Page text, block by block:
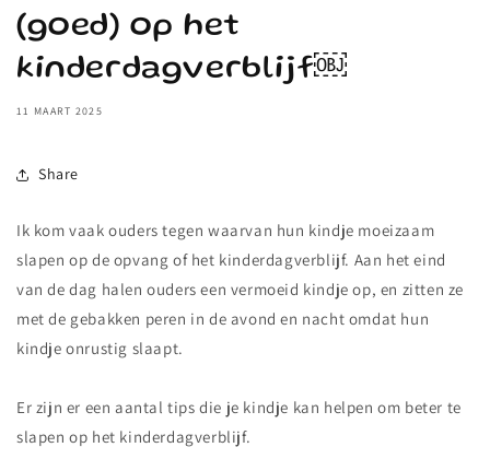
(goed) op het
kinderdagverblijf￼
11 MAART 2025
Share
Ik kom vaak ouders tegen waarvan hun kindje moeizaam
slapen op de opvang of het kinderdagverblijf. Aan het eind
van de dag halen ouders een vermoeid kindje op, en zitten ze
met de gebakken peren in de avond en nacht omdat hun
kindje onrustig slaapt.
Er zijn er een aantal tips die je kindje kan helpen om beter te
slapen op het kinderdagverblijf.